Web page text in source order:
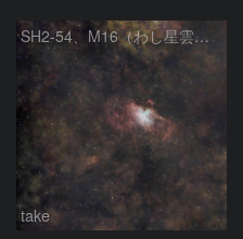
SH2‑54、M16（わし星雲）、M17（オメガ星雲）
take